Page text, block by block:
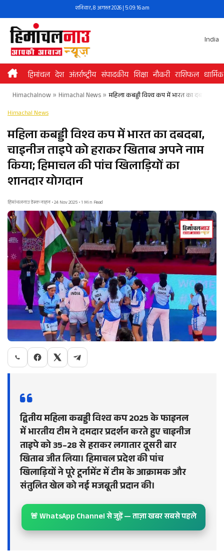
to
content
शनिवार, 8 अगस्त 2026 | 5:09:17 am
India
हिमांचल देश अंतर्राष्ट्रीय संपादकीय शिक्षा नौकरी राशिफल धार्मिक
Himachalnow» Himachal News» महिला कबड्डी विश्व कप में भारत का दबदबा,
Himachal News
महिला कबड्डी विश्व कप में भारत का दबदबा,
चाइनीज ताइपे को हराकर खिताब अपने नाम
किया; हिमाचल की पांच खिलाड़ियों का
शानदार योगदान
हिमांचलनाउ डेस्क नाहन • 24 Nov 2025 • 1 Min Read
द्वितीय महिला कबड्डी विश्व कप 2025 के फाइनल
में भारतीय टीम ने दमदार प्रदर्शन करते हुए चाइनीज
ताइपे को 35–28 से हराकर लगातार दूसरी बार
खिताब जीत लिया। हिमाचल प्रदेश की पांच
खिलाड़ियों ने पूरे टूर्नामेंट में टीम के आक्रामक और
संतुलित खेल को नई मजबूती प्रदान की।
🚨 WhatsApp Channel से जुड़ें — ताज़ा खबर सबसे पहले